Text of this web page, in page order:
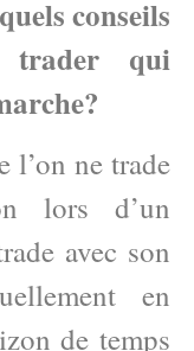
conseils
trader qui
l’on ne trade
lors d’un
avec son
en
de temps